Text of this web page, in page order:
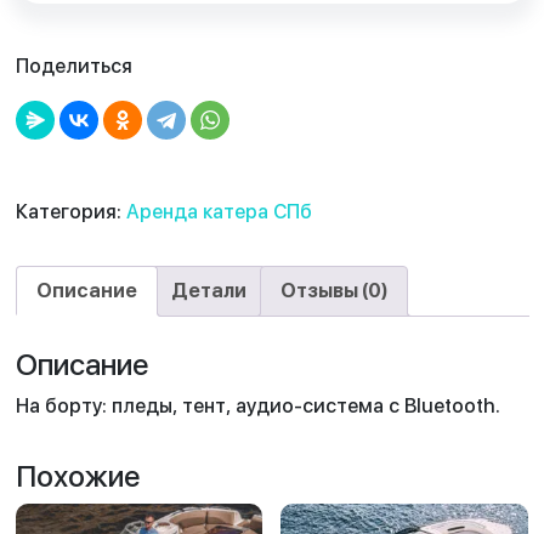
Поделиться
Категория: Аренда катера СПб
Описание Детали Отзывы (0)
Описание
На борту: пледы, тент, аудио-система с Bluetooth.
Похожие